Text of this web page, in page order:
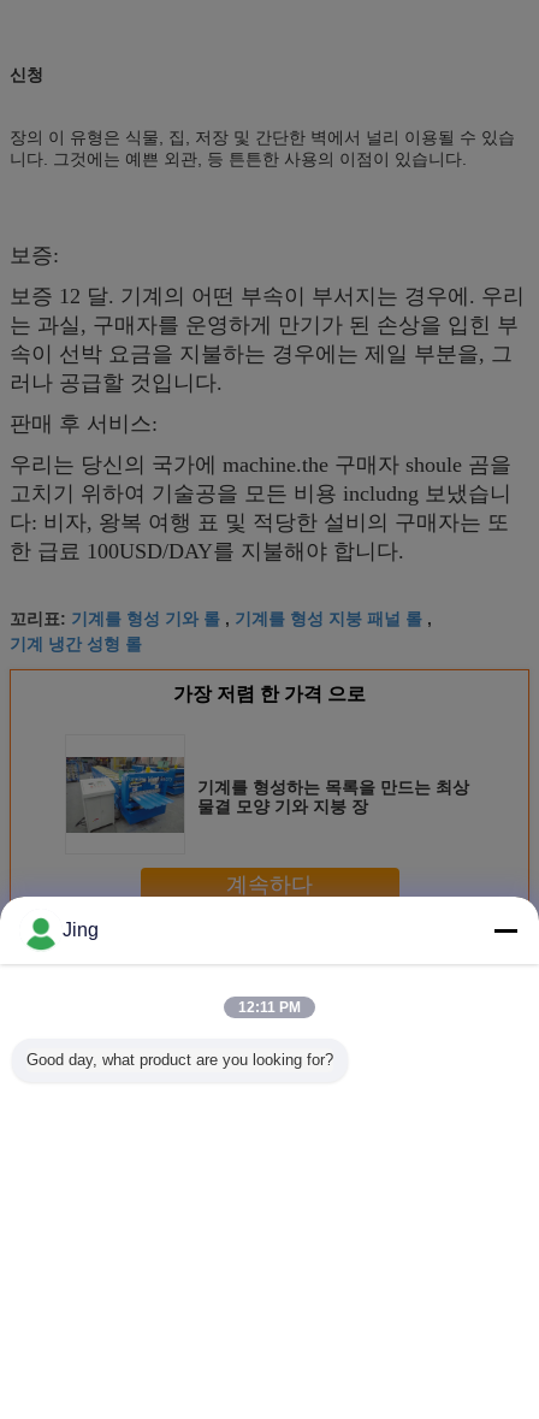
신청
장의 이 유형은 식물, 집, 저장 및 간단한 벽에서 널리 이용될 수 있습
니다. 그것에는 예쁜 외관, 등 튼튼한 사용의 이점이 있습니다.
보증:
보증 12 달. 기계의 어떤 부속이 부서지는 경우에. 우리
는 과실, 구매자를 운영하게 만기가 된 손상을 입힌 부
속이 선박 요금을 지불하는 경우에는 제일 부분을, 그
러나 공급할 것입니다.
판매 후 서비스:
우리는 당신의 국가에 machine.the 구매자 shoule 곰을
고치기 위하여 기술공을 모든 비용 includng 보냈습니
다: 비자, 왕복 여행 표 및 적당한 설비의 구매자는 또
한 급료 100USD/DAY를 지불해야 합니다.
꼬리표: 기계를 형성 기와 롤 , 기계를 형성 지붕 패널 롤 ,
기계 냉간 성형 롤
가장 저렴 한 가격 으로
기계를 형성하는 목록을 만드는 최상
물결 모양 기와 지붕 장
계속하다
더 많은 것
Jing
12:11 PM
Good day, what product are you looking for?